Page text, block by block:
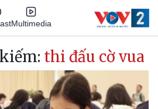
Multimedia
thi đấu cờ vua